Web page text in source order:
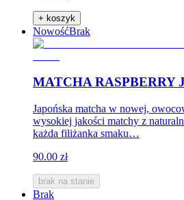
+ koszyk
NowośćBrak
MATCHA RASPBERRY
Japońska matcha w nowej,
wysokiej jakości matchy z
każda filiżanka smaku…
90.00 zł
brak na stanie
Brak